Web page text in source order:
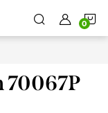
70067P